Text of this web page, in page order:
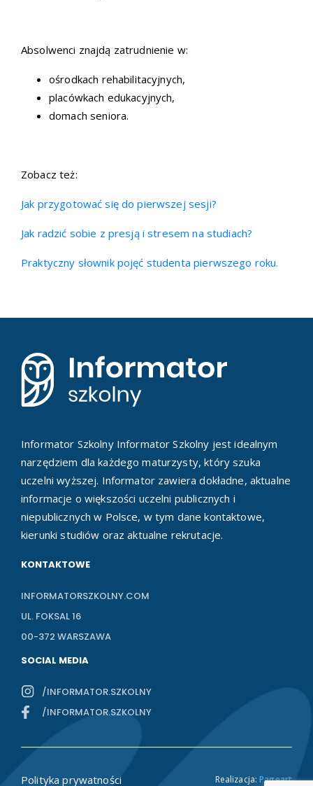
Absolwenci znajdą zatrudnienie w:
ośrodkach rehabilitacyjnych,
placówkach edukacyjnych,
domach seniora.
Zobacz też:
Jak przygotować się do pierwszej sesji?
Jak radzić sobie z presją i stresem na studiach?
Praktyczny słownik pojęć studenta pierwszego roku.
Informator Szkolny Informator Szkolny jest idealnym
narzędziem dla każdego maturzysty, który szuka
uczelni wyższej. Informator zawiera dokładne, aktualne
informacje o większości uczelni publicznych i
niepublicznych w Polsce, w tym dane kontaktowe,
kierunki studiów oraz aktualne rekrutacje.
KONTAKTOWE
INFORMATORSZKOLNY.COM
UL. FOKSAL 16
00-372 WARSZAWA
SOCIAL MEDIA
/INFORMATOR.SZKOLNY
/INFORMATOR.SZKOLNY
Realizacja:Pageart
Polityka prywatności